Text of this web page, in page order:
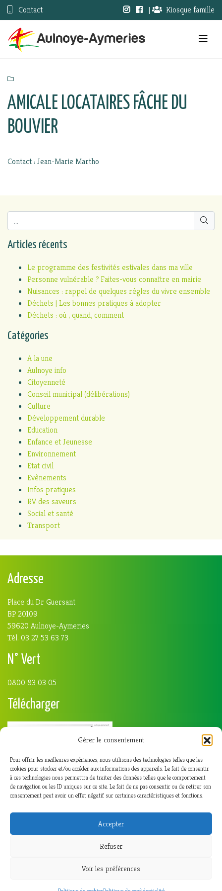
Gérer le consentement
Pour offrir les meilleures expériences, nous utilisons des technologies telles que les
cookies pour stocker et/ou accéder aux informations des appareils. Le fait de consentir
à ces technologies nous permettra de traiter des données telles que le comportement
de navigation ou les ID uniques sur ce site. Le fait de ne pas consentir ou de retirer son
consentement peut avoir un effet négatif sur certaines caractéristiques et fonctions.
Accepter
Refuser
Voir les préférences
Contact | Kiosque famille
AMICALE LOCATAIRES FÂCHE DU
BOUVIER
Contact : Jean-Marie Martho
Articles récents
Le programme des festivités estivales dans ma ville
Personne vulnérable ? Faites-vous connaître en mairie
Nuisances : rappel de quelques règles du vivre ensemble
Déchets | Les bonnes pratiques à adopter
Déchets : où , quand, comment
Catégories
A la une
Aulnoye info
Citoyenneté
Conseil municipal (délibérations)
Culture
Développement durable
Education
Enfance et Jeunesse
Environnement
Etat civil
Evènements
Infos pratiques
RV des saveurs
Social et santé
Transport
Adresse
Place du Dr Guersant
BP 20109
59620 Aulnoye-Aymeries
Tél. 03 27 53 63 73
N° Vert
0800 83 03 05
Télécharger